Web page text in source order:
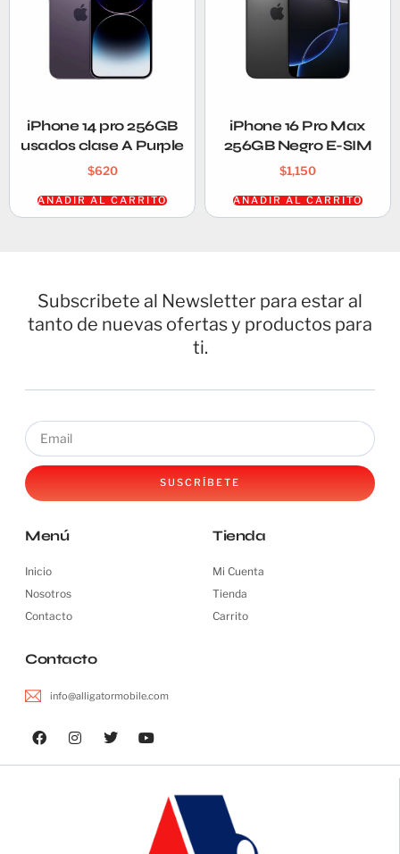
iPhone 14 pro 256GB
usados clase A Purple
$620
AÑADIR AL CARRITO
iPhone 16 Pro Max
256GB Negro E-SIM
$1,150
AÑADIR AL CARRITO
Subscribete al Newsletter para estar al
tanto de nuevas ofertas y productos para
ti.
SUSCRÍBETE
Menú
Inicio
Nosotros
Contacto
Tienda
Mi Cuenta
Tienda
Carrito
Contacto
info@alligatormobile.com